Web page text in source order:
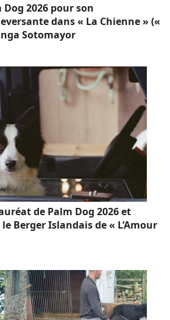
2026 pour son
dans « La Chienne » («
Sotomayor
de Palm Dog 2026 et
Berger Islandais de « L’Amour